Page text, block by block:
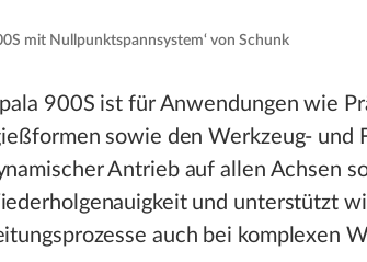
mit Nullpunktspannsystem‘ von Schunk
900S ist für Anwendungen wie
sowie den Werkzeug- und
Antrieb auf allen Achsen
und unterstützt
auch bei komplexen